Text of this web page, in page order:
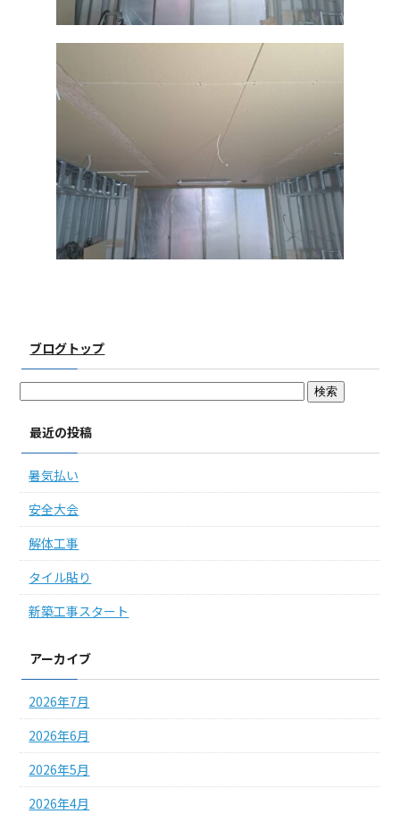
ブログトップ
最近の投稿
暑気払い
安全大会
解体工事
タイル貼り
新築工事スタート
アーカイブ
2026年7月
2026年6月
2026年5月
2026年4月